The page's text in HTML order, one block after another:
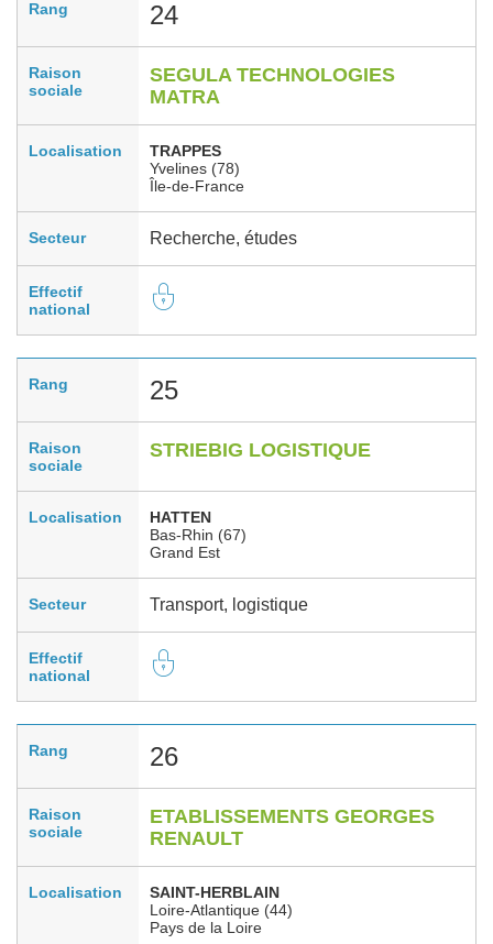
Rang 24
Raison
sociale
SEGULA TECHNOLOGIES
MATRA
Localisation
TRAPPES
Yvelines (78)
Île-de-France
Secteur Recherche, études
Effectif
national
Rang 25
Raison
sociale
STRIEBIG LOGISTIQUE
Localisation
HATTEN
Bas-Rhin (67)
Grand Est
Secteur Transport, logistique
Effectif
national
Rang 26
Raison
sociale
ETABLISSEMENTS GEORGES
RENAULT
Localisation
SAINT-HERBLAIN
Loire-Atlantique (44)
Pays de la Loire